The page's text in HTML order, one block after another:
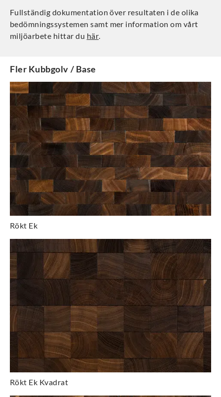
Fullständig dokumentation över resultaten i de olika
bedömningssystemen samt mer information om vårt
miljöarbete hittar du här.
Fler Kubbgolv / Base
Rökt Ek
Rökt Ek Kvadrat